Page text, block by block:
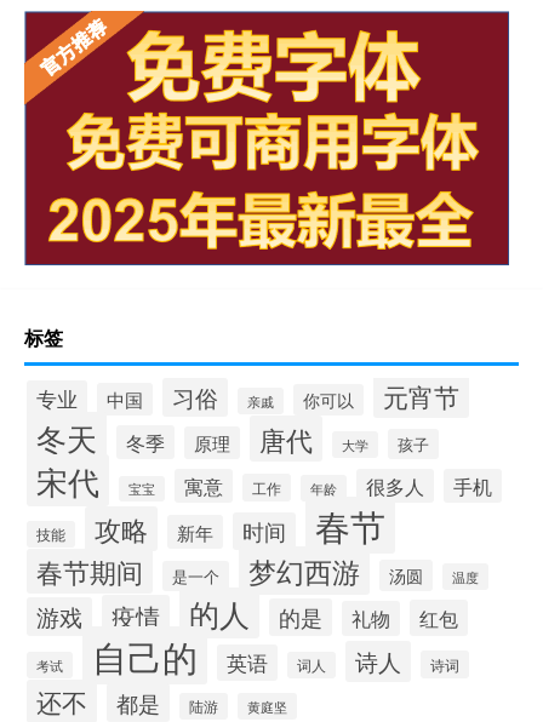
标签
专业 中国 习俗 亲戚 你可以 元宵节
冬天 冬季 原理 唐代 大学 孩子
宋代 宝宝 寓意 工作 年龄 很多人 手机
技能 攻略 新年 时间 春节
春节期间 是一个 梦幻西游 汤圆 温度
游戏 疫情 的人 的是 礼物 红包
考试 自己的 英语 词人 诗人 诗词
还不 都是 陆游 黄庭坚